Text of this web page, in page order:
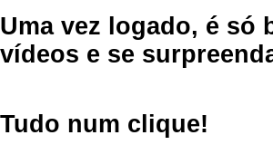
Uma vez logado, é só
vídeos e se
Tudo num clique!